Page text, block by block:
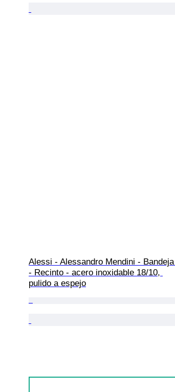
Alessi - Alessandro Mendini - Bandeja
- Recinto - acero inoxidable 18/10,
pulido a espejo